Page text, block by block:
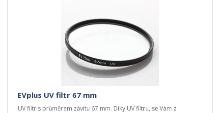
EVplus UV filtr 67 mm
UV filtr s průměrem závitu 67 mm. Díky UV filtru, se Vám z